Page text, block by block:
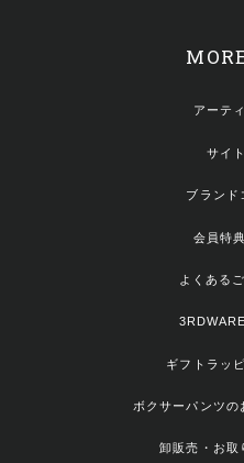
アーテ
サイ
ブランド
会員特
よくある
ギフトラッ
ボクサーパンツの
卸販売・お取